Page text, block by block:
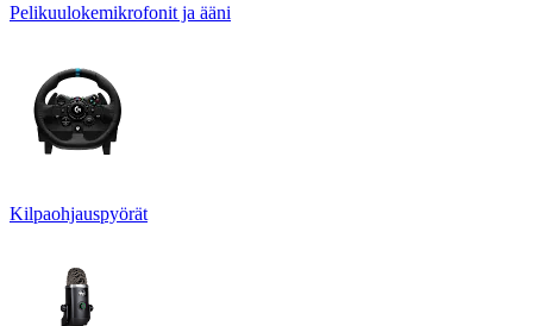
Pelikuulokemikrofonit ja ääni
Kilpaohjauspyörät